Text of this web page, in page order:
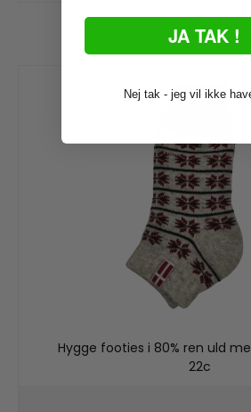
Hygge footies i 80% ren uld
22c
JA TAK !
Nej tak - jeg vil ikke